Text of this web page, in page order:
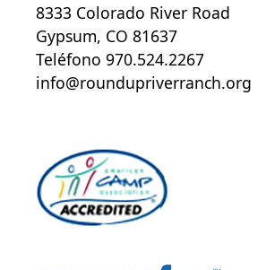
8333 Colorado River Road
Gypsum, CO 81637
Teléfono 970.524.2267
info@roundupriverranch.org